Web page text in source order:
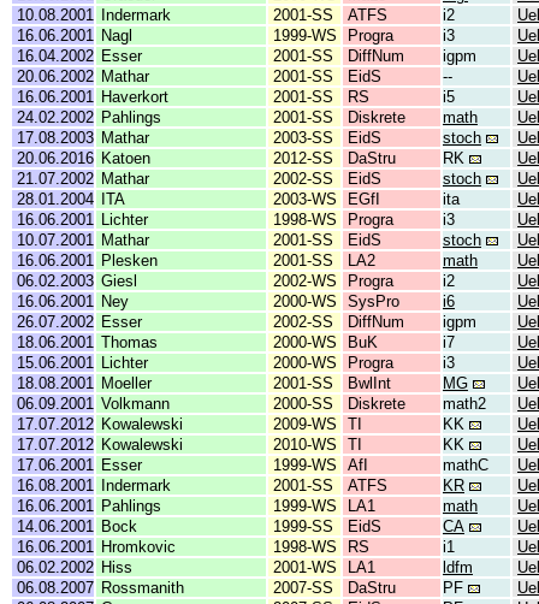
10.08.2001
Indermark 2001-SS ATFS i2
16.06.2001
Nagl 1999-WS Progra i3
16.04.2002 Esser 2001-SS DiffNum igpm
20.06.2002 Mathar 2001-SS EidS --
16.06.2001
Haverkort 2001-SS RS i5
24.02.2002 Pahlings 2001-SS Diskrete math
17.08.2003 Mathar 2003-SS EidS stoch
20.06.2016 Katoen 2012-SS DaStru RK
21.07.2002 Mathar 2002-SS EidS stoch
28.01.2004
ITA 2003-WS EGfI ita
16.06.2001
Lichter 1998-WS Progra i3
10.07.2001
Mathar 2001-SS EidS stoch
16.06.2001
Plesken 2001-SS LA2 math
06.02.2003 Giesl 2002-WS Progra i2
16.06.2001
Ney 2000-WS SysPro i6
26.07.2002 Esser 2002-SS DiffNum igpm
18.06.2001 Thomas 2000-WS BuK i7
15.06.2001
Lichter 2000-WS Progra i3
18.08.2001
Moeller 2001-SS BwlInt MG
06.09.2001 Volkmann 2000-SS Diskrete math2
17.07.2012 Kowalewski 2009-WS TI KK
17.07.2012 Kowalewski 2010-WS TI KK
17.06.2001
Esser 1999-WS AfI mathC
16.08.2001
Indermark 2001-SS ATFS KR
16.06.2001
Pahlings 1999-WS LA1 math
14.06.2001
Bock 1999-SS EidS CA
16.06.2001
Hromkovic 1998-WS RS i1
06.02.2002 Hiss 2001-WS LA1 ldfm
06.08.2007 Rossmanith 2007-SS DaStru PF